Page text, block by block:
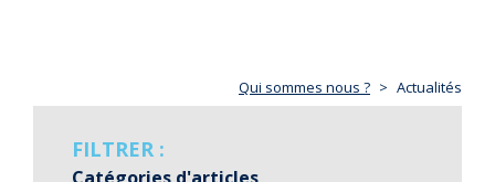
Qui sommes nous ? Actualités
FILTRER :